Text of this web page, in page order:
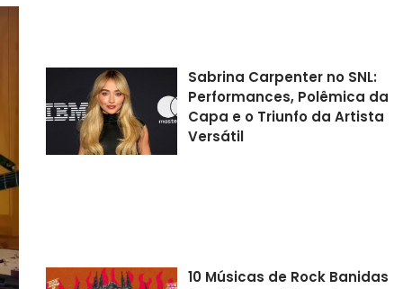
Sabrina Carpenter no SNL:
Performances, Polêmica da
Capa e o Triunfo da Artista
Versátil
10 Músicas de Rock Banidas